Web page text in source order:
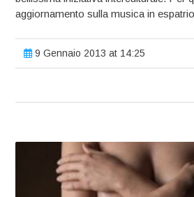
aggiornamento sulla musica in
9 Gennaio 2013 at 14:25